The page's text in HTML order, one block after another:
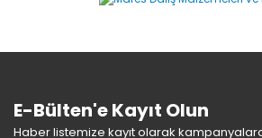
Ürün bilgilerinde hatalar bulunuyor.
E-Bülten'e Kayıt Olun
Haber listemize kayıt olarak